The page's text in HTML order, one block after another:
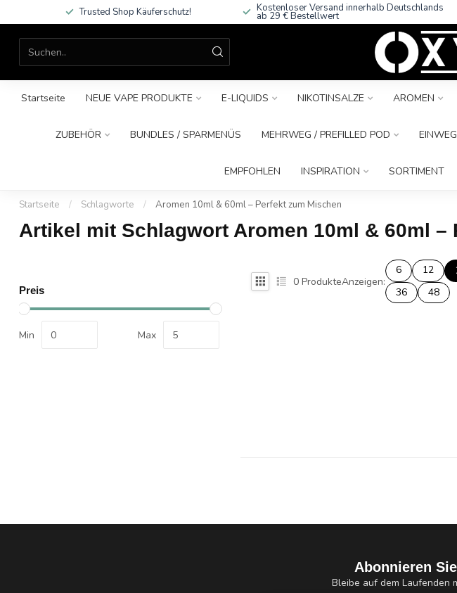
Trusted Shop Käuferschutz! Kostenloser Versand innerhalb Deutschlands
ab 29 € Bestellwert
Startseite NEUE VAPE PRODUKTE E-LIQUIDS NIKOTINSALZE AROMEN
ZUBEHÖR BUNDLES / SPARMENÜS MEHRWEG / PREFILLED POD
EMPFOHLEN INSPIRATION SORTIMENT
Startseite / Schlagworte / Aromen 10ml & 60ml – Perfekt zum Mischen
Artikel mit Schlagwort Aromen 10ml & 60ml –
Preis
Min Max
0 ProdukteAnzeigen:
6 12
36
48
Abonnieren
Bleibe auf dem Laufenden